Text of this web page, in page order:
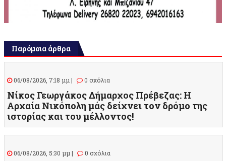
Παρόμοια άρθρα
06/08/2026, 7:18 μμ | 0 σχόλια
Νίκος Γεωργάκος Δήμαρχος Πρέβεζας: Η
Αρχαία Νικόπολη μάς δείχνει τον δρόμο της
ιστορίας και του μέλλοντος!
06/08/2026, 5:30 μμ | 0 σχόλια